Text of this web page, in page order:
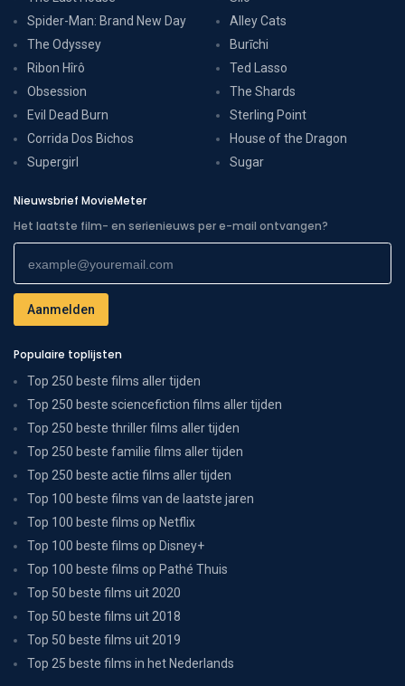
Spider-Man: Brand New Day
The Odyssey
Ribon Hîrô
Obsession
Evil Dead Burn
Corrida Dos Bichos
Supergirl
Alley Cats
Burīchi
Ted Lasso
The Shards
Sterling Point
House of the Dragon
Sugar
Nieuwsbrief MovieMeter
Het laatste film- en serienieuws per e-mail ontvangen?
Populaire toplijsten
Top 250 beste films aller tijden
Top 250 beste sciencefiction films aller tijden
Top 250 beste thriller films aller tijden
Top 250 beste familie films aller tijden
Top 250 beste actie films aller tijden
Top 100 beste films van de laatste jaren
Top 100 beste films op Netflix
Top 100 beste films op Disney+
Top 100 beste films op Pathé Thuis
Top 50 beste films uit 2020
Top 50 beste films uit 2018
Top 50 beste films uit 2019
Top 25 beste films in het Nederlands